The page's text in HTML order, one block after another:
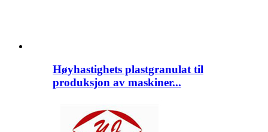
Høyhastighets plastgranulat til
produksjon av maskiner...